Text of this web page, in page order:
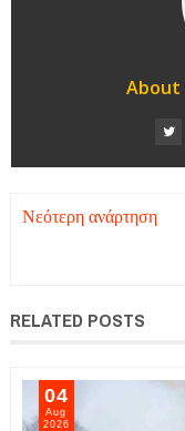
About
Νεότερη ανάρτηση
RELATED POSTS
05
Aug
2026